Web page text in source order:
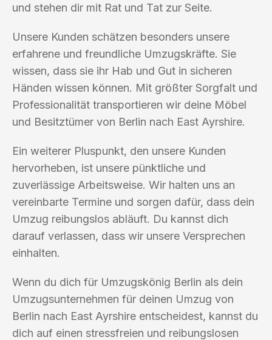
und stehen dir mit Rat und Tat zur Seite.
Unsere Kunden schätzen besonders unsere
erfahrene und freundliche Umzugskräfte. Sie
wissen, dass sie ihr Hab und Gut in sicheren
Händen wissen können. Mit größter Sorgfalt und
Professionalität transportieren wir deine Möbel
und Besitztümer von Berlin nach East Ayrshire.
Ein weiterer Pluspunkt, den unsere Kunden
hervorheben, ist unsere pünktliche und
zuverlässige Arbeitsweise. Wir halten uns an
vereinbarte Termine und sorgen dafür, dass dein
Umzug reibungslos abläuft. Du kannst dich
darauf verlassen, dass wir unsere Versprechen
einhalten.
Wenn du dich für Umzugskönig Berlin als dein
Umzugsunternehmen für deinen Umzug von
Berlin nach East Ayrshire entscheidest, kannst du
dich auf einen stressfreien und reibungslosen